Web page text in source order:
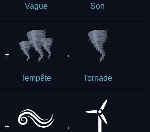
Vague Son
+
Tempête
→
Tornade
+ →